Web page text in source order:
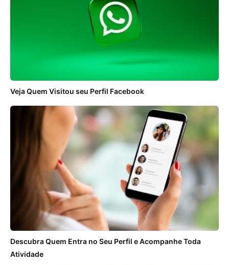
Veja Quem Visitou seu Perfil Facebook
Descubra Quem Entra no Seu Perfil e Acompanhe Toda
Atividade